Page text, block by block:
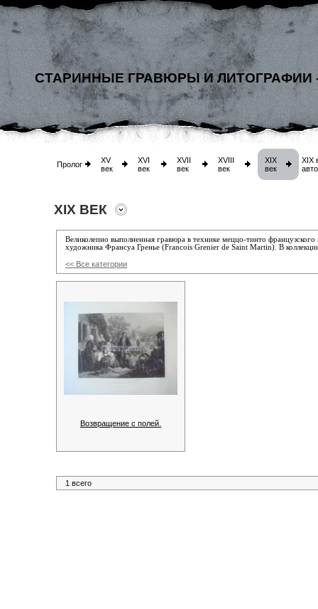
СТАРИННЫЕ ГРАВЮРЫ И ЛИТОГРАФИИ
Пролог
XV
век
XVI
век
XVII
век
XVIII
век
XIX
век
XIX
XIX ВЕК
Великолепно выполненная гравюра в технике меццо-тинто
художника Франсуа Гренье (Francois Grenier de Saint Martin). В
<< Все категории
Возвращение с полей.
1 всего